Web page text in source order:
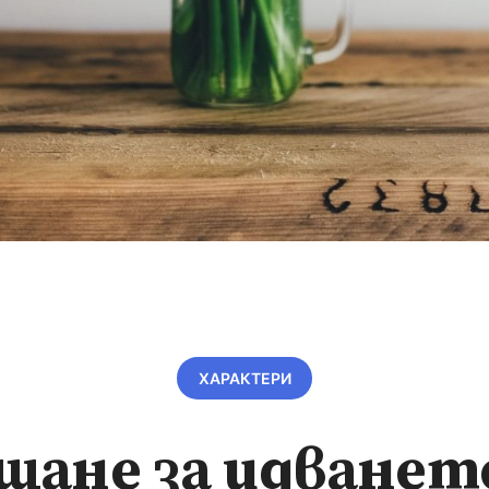
ХАРАКТЕРИ
за